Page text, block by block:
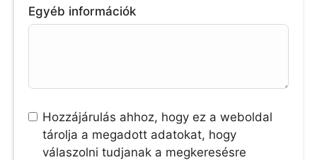
Egyéb információk
Hozzájárulás ahhoz, hogy ez a weboldal
tárolja a megadott adatokat, hogy
válaszolni tudjanak a megkeresésre